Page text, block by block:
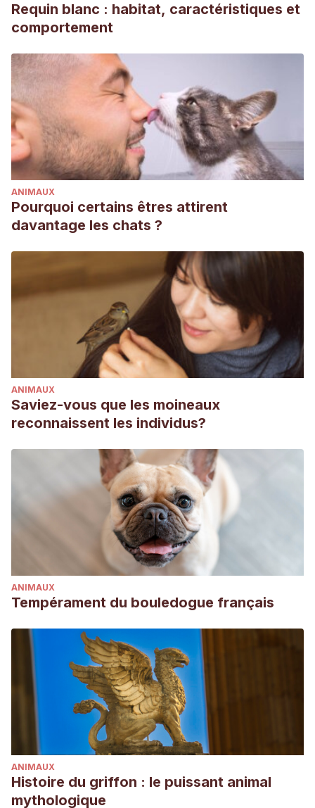
Requin blanc : habitat, caractéristiques et
comportement
ANIMAUX
Pourquoi certains êtres attirent
davantage les chats ?
ANIMAUX
Saviez-vous que les moineaux
reconnaissent les individus?
ANIMAUX
Tempérament du bouledogue français
ANIMAUX
Histoire du griffon : le puissant animal
mythologique